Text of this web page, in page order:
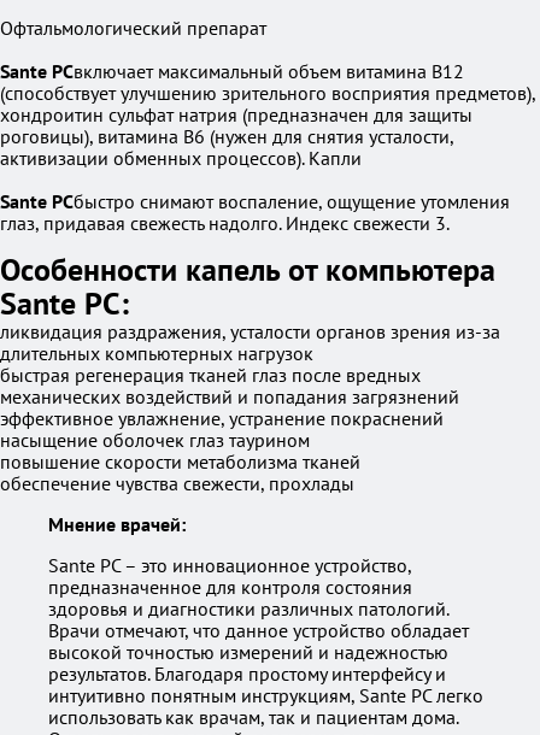
Офтальмологический препарат
Sante PCвключает максимальный объем витамина В12
(способствует улучшению зрительного восприятия предметов),
хондроитин сульфат натрия (предназначен для защиты
роговицы), витамина В6 (нужен для снятия усталости,
активизации обменных процессов). Капли
Sante PCбыстро снимают воспаление, ощущение утомления
глаз, придавая свежесть надолго. Индекс свежести 3.
Особенности капель от компьютера
Sante PC:
ликвидация раздражения, усталости органов зрения из-за
длительных компьютерных нагрузок
быстрая регенерация тканей глаз после вредных
механических воздействий и попадания загрязнений
эффективное увлажнение, устранение покраснений
насыщение оболочек глаз таурином
повышение скорости метаболизма тканей
обеспечение чувства свежести, прохлады
Мнение врачей:
Sante PC – это инновационное устройство,
предназначенное для контроля состояния
здоровья и диагностики различных патологий.
Врачи отмечают, что данное устройство обладает
высокой точностью измерений и надежностью
результатов. Благодаря простому интерфейсу и
интуитивно понятным инструкциям, Sante PC легко
использовать как врачам, так и пациентам дома.